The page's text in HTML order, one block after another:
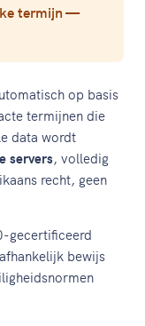
termijn —
op basis
termijnen die
data wordt
servers, volledig
recht, geen
gecertificeerd
bewijs